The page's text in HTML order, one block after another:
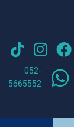
‎052-
5665552